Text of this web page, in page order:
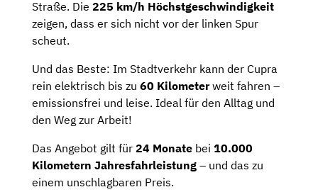
Straße. Die 225 km/h Höchstgeschwindigkeit
zeigen, dass er sich nicht vor der linken Spur
scheut.
Und das Beste: Im Stadtverkehr kann der Cupra
rein elektrisch bis zu 60 Kilometerweit fahren –
emissionsfrei und leise. Ideal für den Alltag und
den Weg zur Arbeit!
Das Angebot gilt für 24 Monate bei 10.000
Kilometern Jahresfahrleistung – und das zu
einem unschlagbaren Preis.